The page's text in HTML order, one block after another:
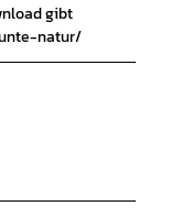
gibt
natur/